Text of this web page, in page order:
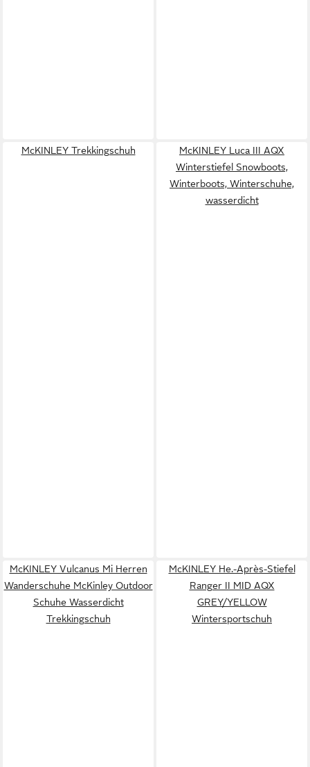
McKINLEY Trekkingschuh
McKINLEY Luca III AQX
Winterstiefel Snowboots,
Winterboots, Winterschuhe,
wasserdicht
McKINLEY Vulcanus Mi Herren
Wanderschuhe McKinley Outdoor
Schuhe Wasserdicht
Trekkingschuh
McKINLEY He.-Après-Stiefel
Ranger II MID AQX
GREY/YELLOW
Wintersportschuh